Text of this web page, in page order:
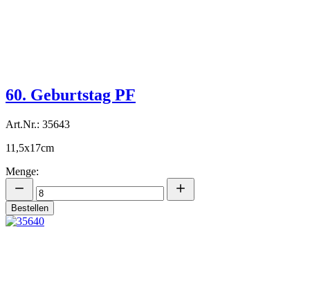
60. Geburtstag PF
Art.Nr.: 35643
11,5x17cm
Menge:
Bestellen